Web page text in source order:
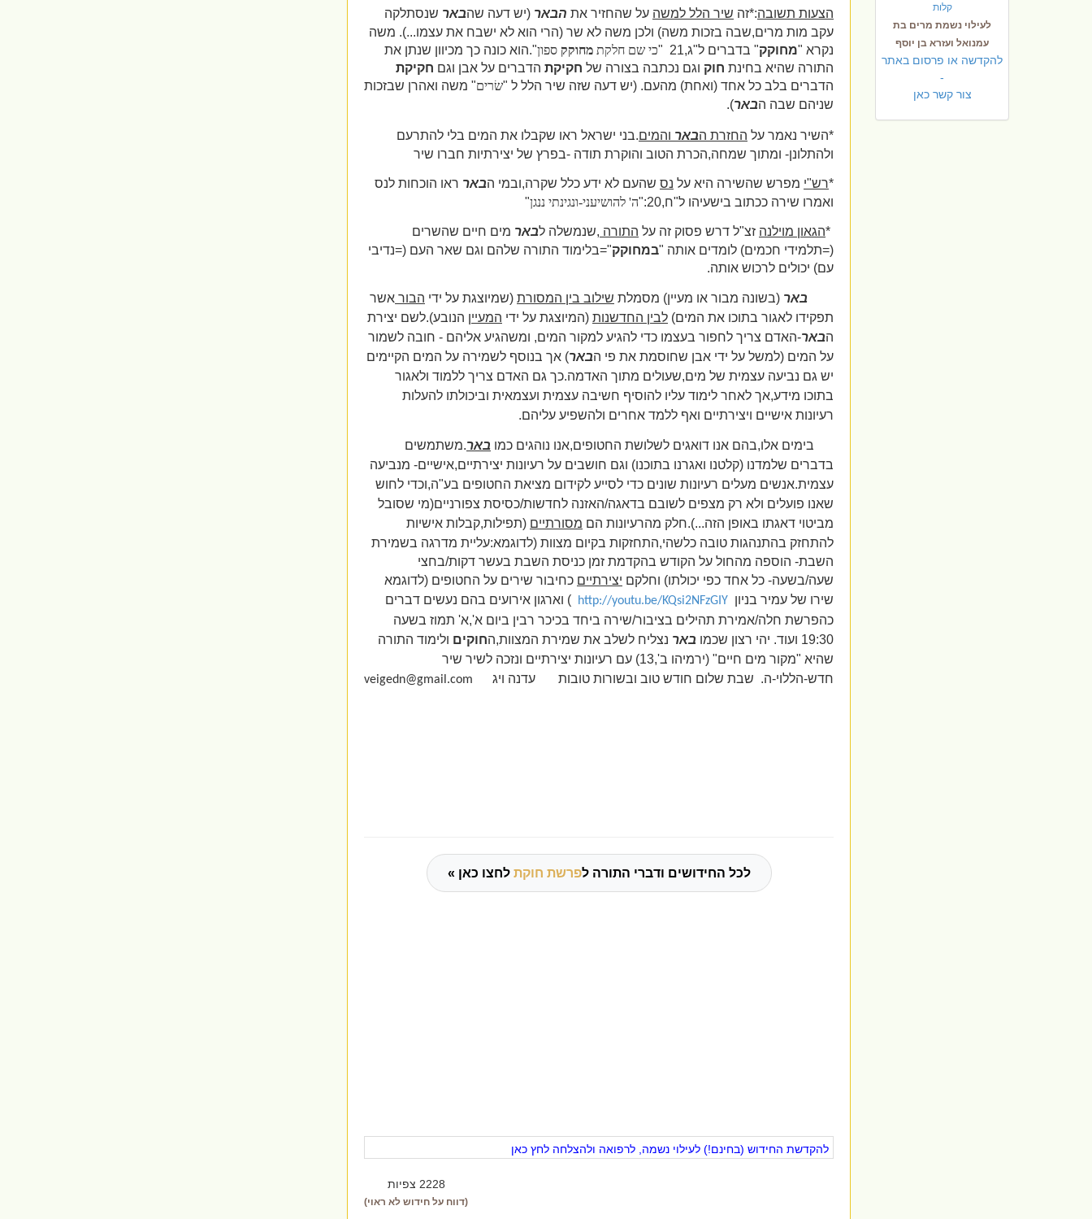
קלות
לעילוי נשמת מרים בת
עמנואל ועזרא בן יוסף
להקדשה או פרסום באתר
-
צור קשר כאן
הצעות תשובה:*זה שיר הלל למשה על שהחזיר את הבאר (יש דעה שהבאר שנסתלקה
עקב מות מרים,שבה בזכות משה) ולכן משה לא שר (הרי הוא לא ישבח את עצמו...). משה
נקרא "מחוקק" בדברים ל"ג,21 "כי שם חלקת מחוקק ספון".הוא כונה כך מכיוון שנתן את
התורה שהיא בחינת חוק וגם נכתבה בצורה של חקיקת הדברים על אבן וגם חקיקת
הדברים בלב כל אחד (ואחת) מהעם. (יש דעה שזה שיר הלל ל "שׂרים" משה ואהרן שבזכות
שניהם שבה הבאר).
*השיר נאמר על החזרת הבאר והמים.בני ישראל ראו שקבלו את המים בלי להתרעם
ולהתלונן- ומתוך שמחה,הכרת הטוב והוקרת תודה -בפרץ של יצירתיות חברו שיר
*רש"י מפרש שהשירה היא על נס שהעם לא ידע כלל שקרה,ובמי הבאר ראו הוכחות לנס
ואמרו שירה ככתוב בישעיהו ל"ח,20:"
ה' להושיעני-ונגינתי ננגן"
*הגאון מוילנה זצ"ל דרש פסוק זה על התורה ,שנמשלה לבאר מים חיים שהשרים
(=תלמידי חכמים) לומדים אותה "במחוקק"=בלימוד התורה שלהם וגם שאר העם (=נדיבי
עם) יכולים לרכוש אותה.
באר (בשונה מבור או מעיין) מסמלת שילוב בין המסורת (שמיוצגת על ידי הבור אשר
תפקידו לאגור בתוכו את המים) לבין החדשנות (המיוצגת על ידי המעיין הנובע).לשם יצירת
הבאר-האדם צריך לחפור בעצמו כדי להגיע למקור המים, ומשהגיע אליהם - חובה לשמור
על המים (למשל על ידי אבן שחוסמת את פי הבאר) אך בנוסף לשמירה על המים הקיימים
יש גם נביעה עצמית של מים,שעולים מתוך האדמה.כך גם האדם צריך ללמוד ולאגור
בתוכו מידע,אך לאחר לימוד עליו להוסיף חשיבה עצמית ועצמאית וביכולתו להעלות
רעיונות אישיים ויצירתיים ואף ללמד אחרים ולהשפיע עליהם.
בימים אלו,בהם אנו דואגים לשלושת החטופים,אנו נוהגים כמו באר.משתמשים
בדברים שלמדנו (קלטנו ואגרנו בתוכנו) וגם חושבים על רעיונות יצירתיים,אישיים- מנביעה
עצמית.אנשים מעלים רעיונות שונים כדי לסייע לקידום מציאת החטופים בע"ה,וכדי לחוש
שאנו פועלים ולא רק מצפים לשובם בדאגה/האזנה לחדשות/כסיסת צפורניים(מי שסובל
מביטוי דאגתו באופן הזה...).חלק מהרעיונות הם מסורתיים (תפילות,קבלות אישיות
להתחזק בהתנהגות טובה כלשהי,התחזקות בקיום מצוות (לדוגמא:עליית מדרגה בשמירת
השבת- הוספה מהחול על הקודש בהקדמת זמן כניסת השבת בעשר דקות/בחצי
שעה/בשעה- כל אחד כפי יכולתו) וחלקם יצירתיים כחיבור שירים על החטופים (לדוגמא
שירו של עמיר בניון
http://youtu.be/KQsi2NFzGIY
) וארגון אירועים בהם נעשים דברים
כהפרשת חלה/אמירת תהילים בציבור/שירה ביחד בכיכר רבין ביום א',א' תמוז בשעה
19:30 ועוד. יהי רצון שכמו
באר נצליח לשלב את שמירת המצוות,החוקים ולימוד התורה
שהיא "מקור מים חיים" (ירמיהו ב',13) עם רעיונות יצירתיים ונזכה לשיר שיר
חדש-הללוי-ה. שבת שלום חודש טוב ובשורות טובות עדנה ויג veigedn@gmail.com
לכל החידושים ודברי התורה לפרשת חוקת לחצו כאן »
להקדשת החידוש (בחינם!) לעילוי נשמה, לרפואה ולהצלחה לחץ כאן
2228 צפיות
(דווח על חידוש לא ראוי)